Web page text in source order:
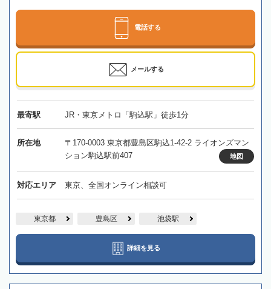
電話する
メールする
最寄駅 JR・東京メトロ「駒込駅」徒歩1分
所在地
〒170-0003 東京都豊島区駒込1-42-2 ライオンズマン
ション駒込駅前407
地図
対応エリア 東京、全国オンライン相談可
東京都 豊島区 池袋駅
詳細を見る